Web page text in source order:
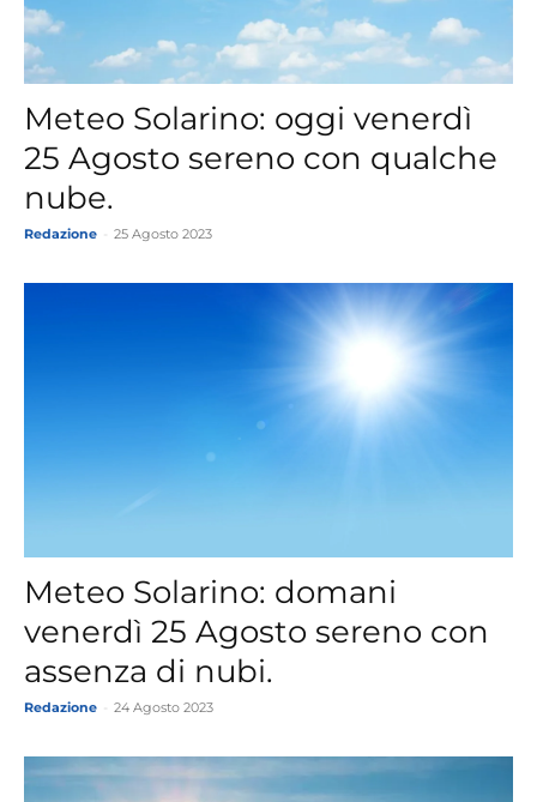
Meteo Solarino: oggi venerdì
25 Agosto sereno con qualche
nube.
Redazione 25 Agosto 2023
Meteo Solarino: domani
venerdì 25 Agosto sereno con
assenza di nubi.
Redazione 24 Agosto 2023